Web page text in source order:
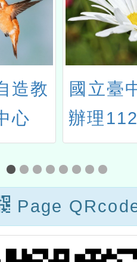
造教
心
國立臺
辦理
月「原
師資修
文化及
育課程
Page